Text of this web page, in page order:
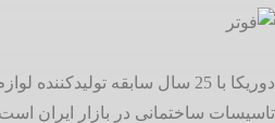
دوریکا با 25 سال سابقه